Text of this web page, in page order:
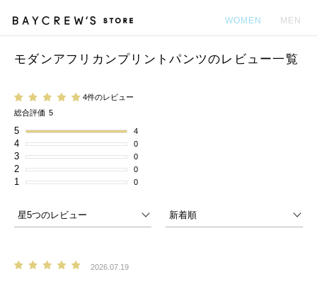
WOMEN MEN
モダンアフリカンプリントパンツのレビュー一覧
4件のレビュー
総合評価 5
5 4
4 0
3 0
2 0
1 0
2026.07.19